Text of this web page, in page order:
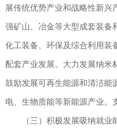
展传统优势产业和战略性新兴
强矿山、冶金等大型成套装备
化工装备、环保及综合利用装
配套产业发展。大力发展纳米
鼓励发展可再生能源和清洁能
电、生物质能等新能源产业。
（三）积极发展吸纳就业能